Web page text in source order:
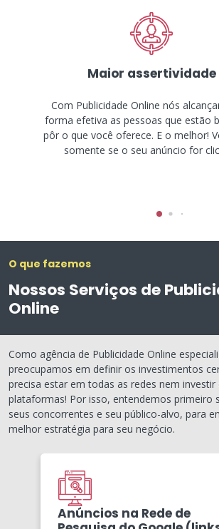
Maior assertividade
Com Publicidade Online nós
forma efetiva as pessoas que estão
pôr o que você oferece. E o melhor!
somente se o seu anúncio for
O que fazemos
Nossos Serviços de
Online
Como agência de Publicidade Online
preocupamos em definir os investimentos
precisa estar em todas as redes nem
plataformas! Por isso, entendemos primeiro
seus concorrentes e seu público-alvo, para
melhor estratégia para seu negócio.
Anúncios na Rede de